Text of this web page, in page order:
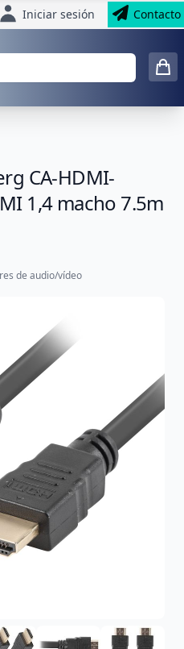
Iniciar sesión Contacto
CA-HDMI-
1,4 macho 7.5m
de audio/vídeo